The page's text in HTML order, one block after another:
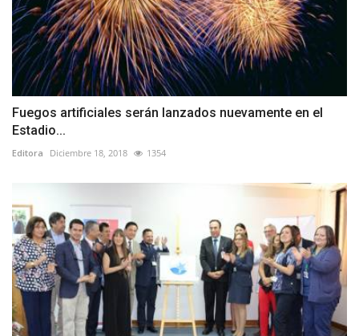
Fuegos artificiales serán lanzados nuevamente en el
Estadio...
Editora Diciembre 18, 2018 1354